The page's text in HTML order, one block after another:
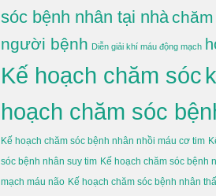
sóc bệnh nhân tại nhà
người bệnh Diễn giải khí máu động mạch
Kế hoạch chăm sóc
hoạch chăm sóc
Kế hoạch chăm sóc bệnh nhân nhồi máu cơ tim
sóc bệnh nhân suy tim Kế hoạch chăm sóc bệnh
mạch máu não Kế hoạch chăm sóc bệnh nhân